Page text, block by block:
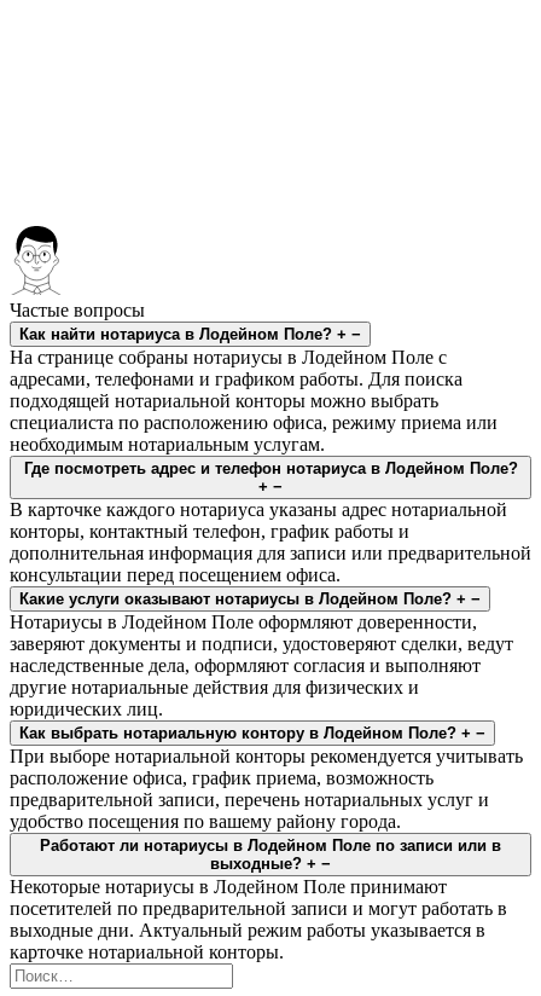
Частые вопросы
Как найти нотариуса в Лодейном Поле? + −
На странице собраны нотариусы в Лодейном Поле с
адресами, телефонами и графиком работы. Для поиска
подходящей нотариальной конторы можно выбрать
специалиста по расположению офиса, режиму приема или
необходимым нотариальным услугам.
Где посмотреть адрес и телефон нотариуса в Лодейном Поле?
+ −
В карточке каждого нотариуса указаны адрес нотариальной
конторы, контактный телефон, график работы и
дополнительная информация для записи или предварительной
консультации перед посещением офиса.
Какие услуги оказывают нотариусы в Лодейном Поле? + −
Нотариусы в Лодейном Поле оформляют доверенности,
заверяют документы и подписи, удостоверяют сделки, ведут
наследственные дела, оформляют согласия и выполняют
другие нотариальные действия для физических и
юридических лиц.
Как выбрать нотариальную контору в Лодейном Поле? + −
При выборе нотариальной конторы рекомендуется учитывать
расположение офиса, график приема, возможность
предварительной записи, перечень нотариальных услуг и
удобство посещения по вашему району города.
Работают ли нотариусы в Лодейном Поле по записи или в
выходные? + −
Некоторые нотариусы в Лодейном Поле принимают
посетителей по предварительной записи и могут работать в
выходные дни. Актуальный режим работы указывается в
карточке нотариальной конторы.